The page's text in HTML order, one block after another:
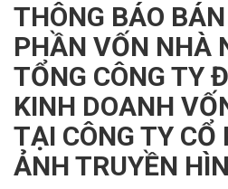
THÔNG BÁO
PHẦN VỐN NHÀ
TỔNG CÔNG TY
KINH DOANH
TẠI CÔNG TY
ẢNH TRUYỀN